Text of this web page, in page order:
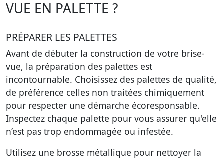
VUE EN PALETTE ?
PRÉPARER LES PALETTES
Avant de débuter la construction de votre brise-
vue, la préparation des palettes est
incontournable. Choisissez des palettes de qualité,
de préférence celles non traitées chimiquement
pour respecter une démarche écoresponsable.
Inspectez chaque palette pour vous assurer qu'elle
n’est pas trop endommagée ou infestée.
Utilisez une brosse métallique pour nettoyer la